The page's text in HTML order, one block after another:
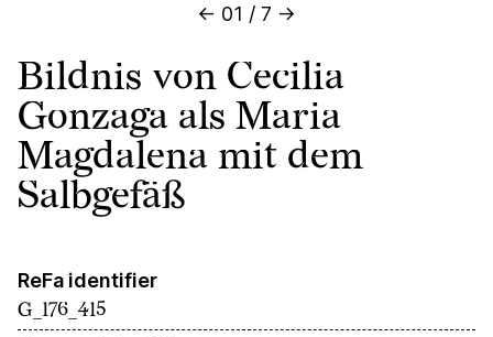
Bildnis von Cecilia
Gonzaga als Maria
Magdalena mit dem
Salbgefäß
ReFa identifier
G_176_415
← 01 / 7 →